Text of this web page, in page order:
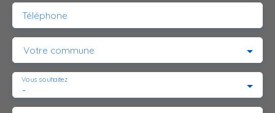
Téléphone
Votre commune
-
Vous souhaitez